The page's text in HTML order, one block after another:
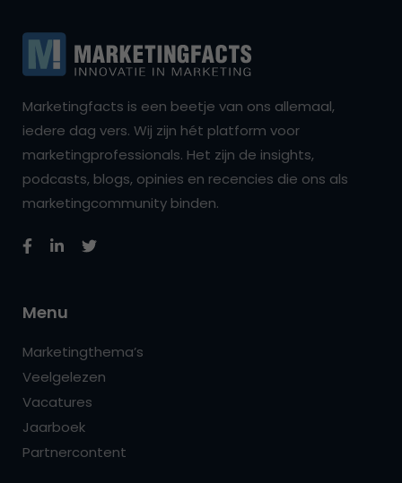
Marketingfacts is een beetje van ons allemaal,
iedere dag vers. Wij zijn hét platform voor
marketingprofessionals. Het zijn de insights,
podcasts, blogs, opinies en recencies die ons als
marketingcommunity binden.
Menu
Marketingthema’s
Veelgelezen
Vacatures
Jaarboek
Partnercontent